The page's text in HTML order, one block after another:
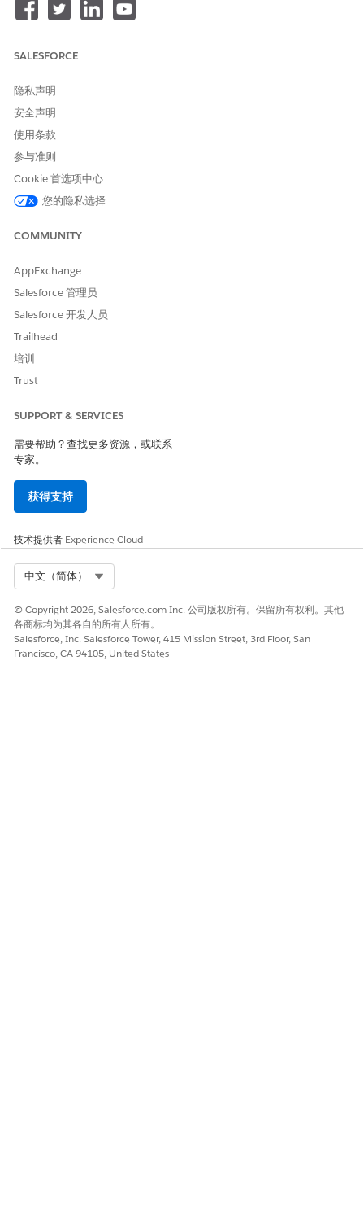
事故管理
通知。
提议的主要事件：当事件被提议为主要事件时，会触发通知。
已批准重大事件：当事件被批准为主要事件时触发通知。
主要事件已结束：当主要事件已结束时触发通知。
事件优先级已更改：当分配的事件的优先级发生变化时，会触发
通知。
分配给用户的事件：当事件分配给 IT 团队中的用户时，会触发
事件结束：在事件关闭时触发通知。
分配的问题：当问题分配给 IT 团队中的用户时，会触发通知。
通知。
问题已完结：在问题关闭时触发通知。
变更管理
发通知。
会触发通知。
已完结变更请求：通知会在变更请求关闭时触发。
版本管理
分配的发布请求：当发布请求被分配给 IT 团队中的用户时，会
触发通知。
结束发布请求：在发布请求关闭时触发通知。
本文章是否解决您的问题？
请与我们共享您的想法，以便我们进行改进！
SALESFORCE
隐私声明
安全声明
使用条款
参与准则
Cookie 首选项中心
您的隐私选择
COMMUNITY
AppExchange
Salesforce 管理员
Salesforce 开发人员
Trailhead
培训
Trust
SUPPORT & SERVICES
需要帮助？查找更多资源，或联系
专家。
获得支持
技术提供者 Experience Cloud
中文（简体）
© Copyright 2026, Salesforce.com Inc. 公司版权所有。保留所有权利。其他
各商标均为其各自的所有人所有。
Salesforce, Inc. Salesforce Tower, 415 Mission Street, 3rd Floor, San
Francisco, CA 94105, United States